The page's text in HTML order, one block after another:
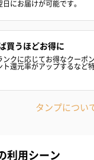
のオイル漬（塩麹&
ン）（981円）
日にお届けが可能です。
買うほどお得に
ンクに応じてお得なクーポ
ト還元率がアップするなど
タンプについ
利用シーン